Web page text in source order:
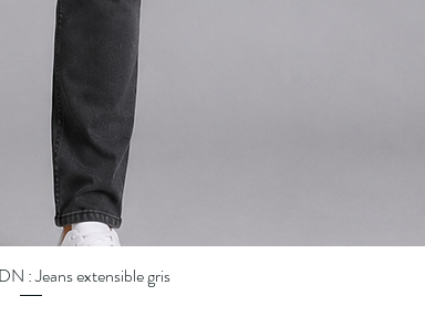
rapide
: Jeans extensible gris